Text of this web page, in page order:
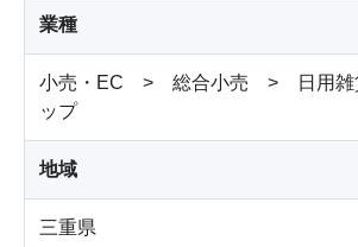
業種
小売・EC > 総合小売 > 日用雑
ップ
地域
三重県